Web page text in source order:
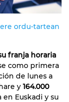
ordu-tartean
franja horaria
como primera
de lunes a
y 164.000
Euskadi y su